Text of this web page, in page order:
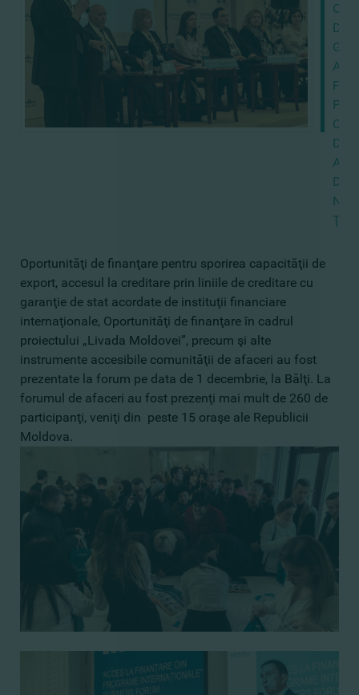
DE
AU
DE
DIN
Oportunităţi de finanţare pentru sporirea capacităţii de
export, accesul la creditare prin liniile de creditare cu
garanţie de stat acordate de instituţii financiare
internaţionale, Oportunităţi de finanţare în cadrul
proiectului „Livada Moldovei”, precum şi alte
instrumente accesibile comunităţii de afaceri au fost
prezentate la forum pe data de 1 decembrie, la Bălţi. La
forumul de afaceri au fost prezenţi mai mult de 260 de
participanţi, veniţi din peste 15 oraşe ale Republicii
Moldova.